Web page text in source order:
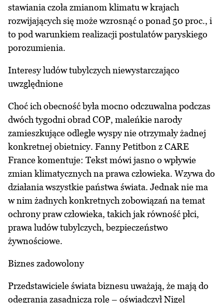
stawiania czoła zmianom klimatu w krajach
rozwijających się może wzrosnąć o ponad 50 proc., i
to pod warunkiem realizacji postulatów paryskiego
porozumienia.
Interesy ludów tubylczych niewystarczająco
uwzględnione
Choć ich obecność była mocno odczuwalna podczas
dwóch tygodni obrad COP, maleńkie narody
zamieszkujące odległe wyspy nie otrzymały żadnej
konkretnej obietnicy. Fanny Petitbon z CARE
France komentuje: Tekst mówi jasno o wpływie
zmian klimatycznych na prawa człowieka. Wzywa do
działania wszystkie państwa świata. Jednak nie ma
w nim żadnych konkretnych zobowiązań na temat
ochrony praw człowieka, takich jak równość płci,
prawa ludów tubylczych, bezpieczeństwo
żywnościowe.
Biznes zadowolony
Przedstawiciele świata biznesu uważają, że mają do
odegrania zasadniczą rolę – oświadczył Nigel